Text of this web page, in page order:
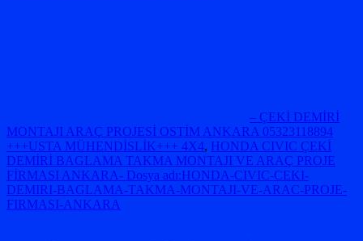
– ÇEKİ DEMİRİ
MONTAJI ARAÇ PROJESİ OSTİM ANKARA 05323118894
+++USTA MÜHENDİSLİK+++ 4X4, HONDA CIVIC ÇEKİ
DEMİRİ BAGLAMA TAKMA MONTAJI VE ARAÇ PROJE
FİRMASI ANKARA- Dosya adı:HONDA-CIVIC-CEKI-
DEMIRI-BAGLAMA-TAKMA-MONTAJI-VE-ARAC-PROJE-
FIRMASI-ANKARA